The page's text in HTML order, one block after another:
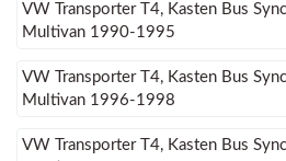
VW Transporter T4, Kasten Bus
Multivan 1990-1995
VW Transporter T4, Kasten Bus
Multivan 1996-1998
VW Transporter T4, Kasten Bus